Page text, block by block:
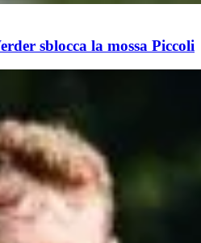
sblocca la mossa Piccoli